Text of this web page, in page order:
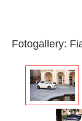
Fotogallery: